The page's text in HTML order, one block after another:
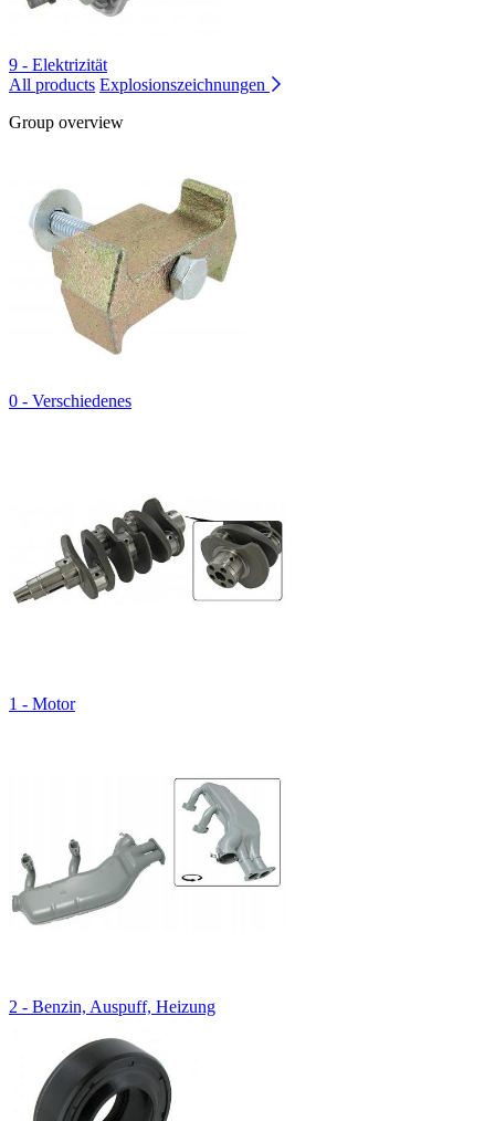
9 - Elektrizität
All products Explosionszeichnungen
Group overview
0 - Verschiedenes
1 - Motor
2 - Benzin, Auspuff, Heizung